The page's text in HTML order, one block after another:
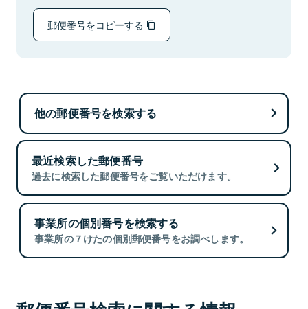
郵便番号をコピーする
他の郵便番号を検索する
最近検索した郵便番号
過去に検索した郵便番号をご覧いただけます。
事業所の個別番号を検索する
事業所の７けたの個別郵便番号をお調べします。